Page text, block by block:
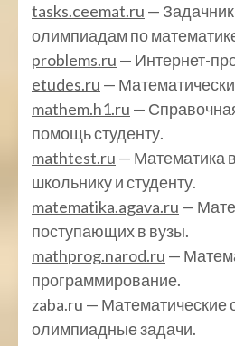
tasks.ceemat.ru —
олимпиадам по
problems.ru — Интернет-
etudes.ru —
mathem.h1.ru —
помощь студенту.
mathtest.ru — Математика
школьнику и студенту.
matematika.agava.ru —
поступающих в вузы.
mathprog.narod.ru —
программирование.
zaba.ru — Математические
олимпиадные задачи.